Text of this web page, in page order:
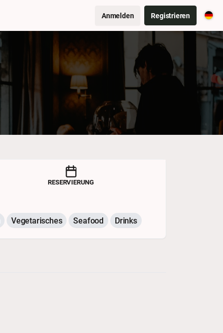
Anmelden Registrieren
RESERVIERUNG
Vegetarisches Seafood Drinks